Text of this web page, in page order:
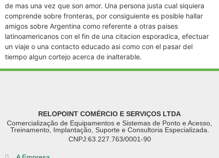
de mas una vez que son amor. Una persona justa cual siquiera
comprende sobre fronteras, por consiguiente es posible hallar
amigos sobre Argentina como referente a otras paises
latinoamericanos con el fin de una citacion esporadica, efectuar
un viaje o una contacto educado asi­ como con el pasar del
tiempo algun cortejo acerca de inalterable.
RELOPOINT COMÉRCIO E SERVIÇOS LTDA
Comercialização de Equipamentos e Sistemas de Ponto e Acesso,
Treinamento, Implantação, Suporte e Consultoria Especializada.
CNPJ:63.227.763/0001-90